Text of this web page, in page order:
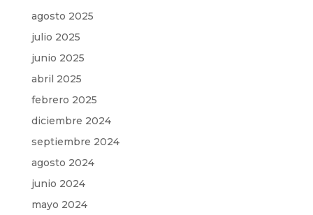
agosto 2025
julio 2025
junio 2025
abril 2025
febrero 2025
diciembre 2024
septiembre 2024
agosto 2024
junio 2024
mayo 2024